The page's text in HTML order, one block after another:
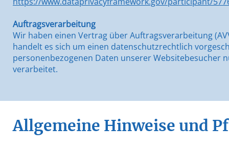
Auftragsverarbeitung
Wir haben einen Vertrag über Auftragsverarbeitung
handelt es sich um einen datenschutzrechtlich
personenbezogenen Daten unserer Websitebesucher
verarbeitet.
Allgemeine Hinweise und